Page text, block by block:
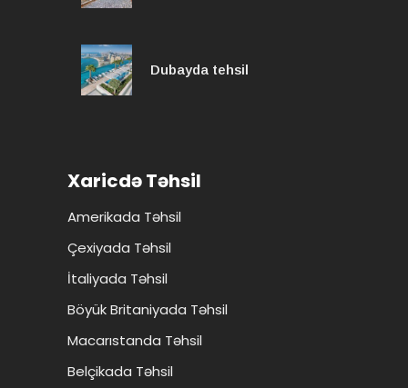
Dubayda tehsil
Xaricdə Təhsil
Amerikada Təhsil
Çexiyada Təhsil
İtaliyada Təhsil
Böyük Britaniyada Təhsil
Macarıstanda Təhsil
Belçikada Təhsil